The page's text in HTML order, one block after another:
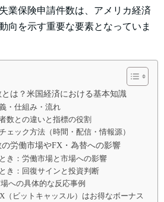
業保険申請件数は、アメリカ経済
向を示す重要な要素となっていま
は？米国経済における基本知識
・仕組み・流れ
数との違いと指標の役割
ェック方法（時間・配信・情報源）
労働市場やFX・為替への影響
き：労働市場と市場への影響
き：回復サインと投資判断
への具体的な反応事例
（ビットキャッスル）はお得なボーナス